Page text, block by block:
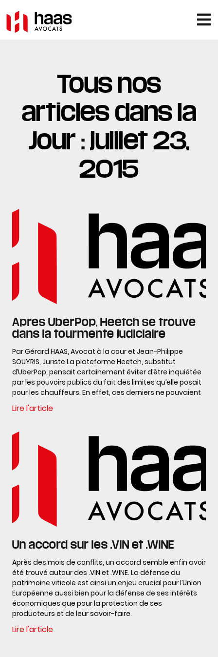
Tous nos
articles dans la
Jour : juillet 23,
2015
Après UberPop, Heetch se trouve
dans la tourmente judiciaire
Par Gérard HAAS, Avocat à la cour et Jean-Philippe
SOUYRIS, Juriste La plateforme Heetch, substitut
d’UberPop, pensait certainement éviter d’être inquiétée
par les pouvoirs publics du fait des limites qu’elle posait
pour les chauffeurs. En effet, ces derniers ne pouvaient
Lire l'article
Un accord sur les .VIN et .WINE
Après des mois de conflits, un accord semble enfin avoir
été trouvé autour des .VIN et .WINE. La défense du
patrimoine viticole est ainsi un enjeu crucial pour l’Union
Européenne aussi bien pour la défense de ses intérêts
économiques que pour la protection de ses
producteurs et de leur savoir-faire.
Lire l'article